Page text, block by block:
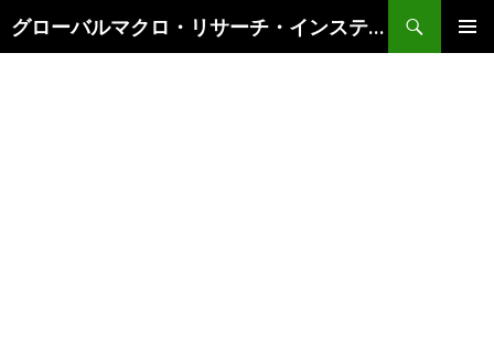
グローバルマクロ・リサーチ・インスティテュート
索